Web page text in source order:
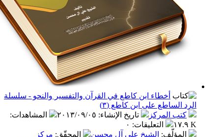
أخطاء ابن كاطع في القرآن والتفسير والنحو - سلسلة
على ابن كاطع (٣)
المركز
تاريخ الإنشاء :٢٠١٣/٠٩/٠٥ المشاهدات:
التعليقات:٠
الشيخ علي آل محسن المحقّق:مركز